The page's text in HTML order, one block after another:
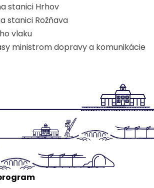
stanici Hrhov
stanici Rožňava
vlaku
ministrom dopravy a komunikácie